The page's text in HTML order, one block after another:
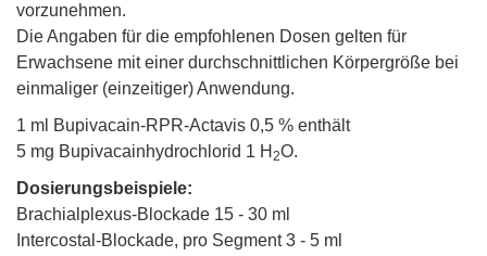
vorzunehmen.
Die Angaben für die empfohlenen Dosen gelten für
Erwachsene mit einer durchschnittlichen Körpergröße bei
einmaliger (einzeitiger) Anwendung.
1 ml Bupivacain-RPR-Actavis 0,5 % enthält
5 mg Bupivacainhydrochlorid 1 H 2O.
Dosierungsbeispiele:
Brachialplexus-Blockade 15 - 30 ml
Intercostal-Blockade, pro Segment 3 - 5 ml